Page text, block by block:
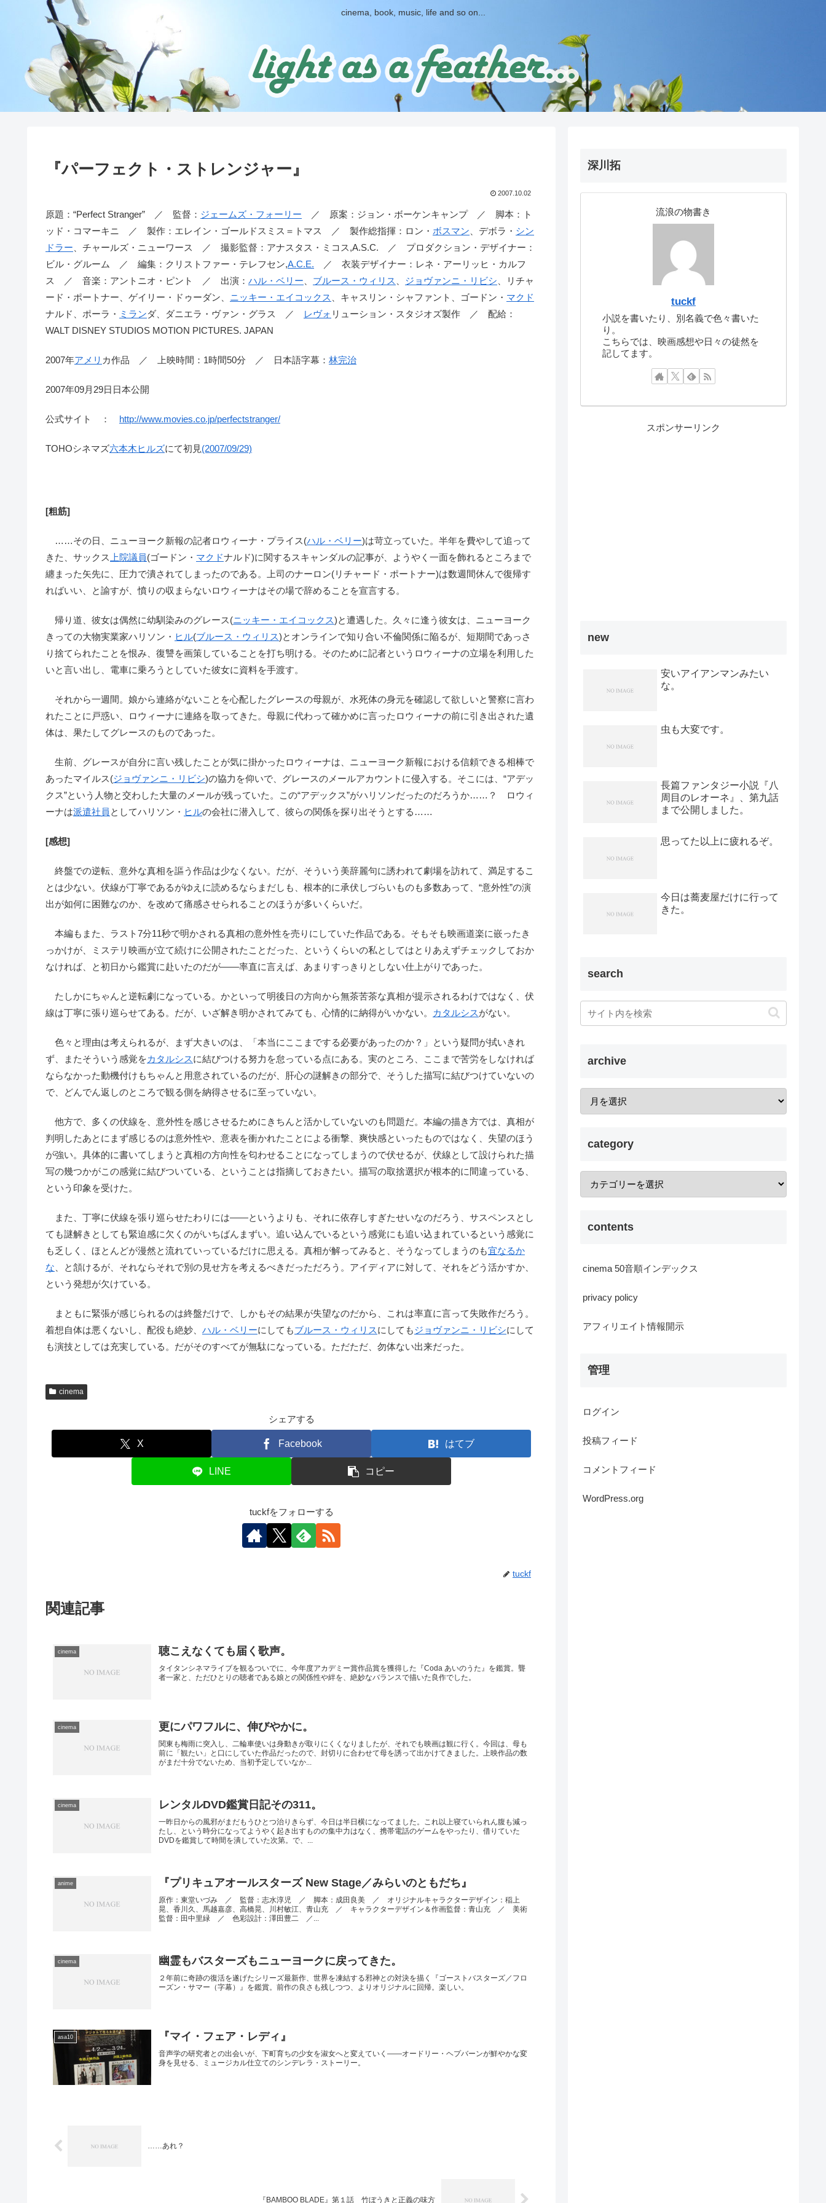
cinema, book, music, life and so on...
『パーフェクト・ストレンジャー』
2007.10.02
原題：“Perfect Stranger” ／ 監督： ジェームズ・フォーリー ／ 原案：ジョン・ボーケンキャンプ ／ 脚本：ト
ッド・コマーキニ ／ 製作：エレイン・ゴールドスミス＝トマス ／ 製作総指揮：ロン・ ボスマン 、デボラ・ シン
ドラー 、チャールズ・ニューワース ／ 撮影監督：アナスタス・ミコス,A.S.C. ／ プロダクション・デザイナー：
ビル・グルーム ／ 編集：クリストファー・テレフセン,A.C.E. ／ 衣装デザイナー：レネ・アーリッヒ・カルフ
ス ／ 音楽：アントニオ・ピント ／ 出演： ハル・ベリー ブルース・ウィリス ジョヴァンニ・リビシ 、リチャ
ード・ポートナー、ゲイリー・ドゥーダン、 ニッキー・エイコックス 、キャスリン・シャファント、ゴードン・ マクド
ナルド、ポーラ・ ミランダ、ダニエラ・ヴァン・グラス ／ レヴォ リューション・スタジオズ製作 ／ 配給：
WALT DISNEY STUDIOS MOTION PICTURES. JAPAN
2007年アメリ カ作品 ／ 上映時間：1時間50分 ／ 日本語字幕： 林完治
2007年09月29日日本公開
公式サイト ： http://www.movies.co.jp/perfectstranger/
TOHOシネマズ六本木ヒルズにて初見(2007/09/29)
[粗筋]
……その日、ニューヨーク新報の記者ロウィーナ・プライス(ハル・ベリー)は苛立っていた。半年を費やして追って
きた、サックス 上院議員(ゴードン・ マクドナルド)に関するスキャンダルの記事が、ようやく一面を飾れるところまで
纏まった矢先に、圧力で潰されてしまったのである。上司のナーロン(リチャード・ポートナー)は数週間休んで復帰す
ればいい、と諭すが、憤りの収まらないロウィーナはその場で辞めることを宣言する。
帰り道、彼女は偶然に幼馴染みのグレース(ニッキー・エイコックス)と遭遇した。久々に逢う彼女は、ニューヨーク
きっての大物実業家ハリソン・ ヒル(ブルース・ウィリス)とオンラインで知り合い不倫関係に陥るが、短期間であっさ
り捨てられたことを恨み、復讐を画策していることを打ち明ける。そのために記者というロウィーナの立場を利用した
いと言い出し、電車に乗ろうとしていた彼女に資料を手渡す。
それから一週間。娘から連絡がないことを心配したグレースの母親が、水死体の身元を確認して欲しいと警察に言わ
れたことに戸惑い、ロウィーナに連絡を取ってきた。母親に代わって確かめに言ったロウィーナの前に引き出された遺
体は、果たしてグレースのものであった。
生前、グレースが自分に言い残したことが気に掛かったロウィーナは、ニューヨーク新報における信頼できる相棒で
あったマイルス(ジョヴァンニ・リビシ)の協力を仰いで、グレースのメールアカウントに侵入する。そこには、“アデッ
クス”という人物と交わした大量のメールが残っていた。この“アデックス”がハリソンだったのだろうか……？ ロウィ
ーナは派遣社員 としてハリソン・ ヒルの会社に潜入して、彼らの関係を探り出そうとする……
[感想]
終盤での逆転、意外な真相を謳う作品は少なくない。だが、そういう美辞麗句に誘われて劇場を訪れて、満足するこ
とは少ない。伏線が丁寧であるがゆえに読めるならまだしも、根本的に承伏しづらいものも多数あって、“意外性”の演
出が如何に困難なのか、を改めて痛感させられることのほうが多いくらいだ。
本編もまた、ラスト7分11秒で明かされる真相の意外性を売りにしていた作品である。そもそも映画道楽に嵌ったき
っかけが、ミステリ映画が立て続けに公開されたことだった、というくらいの私としてはとりあえずチェックしておか
なければ、と初日から鑑賞に赴いたのだが――率直に言えば、あまりすっきりとしない仕上がりであった。
たしかにちゃんと逆転劇になっている。かといって明後日の方向から無茶苦茶な真相が提示されるわけではなく、伏
線は丁寧に張り巡らせてある。だが、いざ解き明かされてみても、心情的に納得がいかない。
カタルシスがない。
色々と理由は考えられるが、まず大きいのは、「本当にここまでする必要があったのか？」という疑問が拭いきれ
ず、またそういう感覚をカタルシスに結びつける努力を怠っている点にある。実のところ、ここまで苦労をしなければ
ならなかった動機付けもちゃんと用意されているのだが、肝心の謎解きの部分で、そうした描写に結びつけていないの
で、どんでん返しのところで観る側を納得させるに至っていない。
他方で、多くの伏線を、意外性を感じさせるためにきちんと活かしていないのも問題だ。本編の描き方では、真相が
判明したあとにまず感じるのは意外性や、意表を衝かれたことによる衝撃、爽快感といったものではなく、失望のほう
が強い。具体的に書いてしまうと真相の方向性を匂わせることになってしまうので伏せるが、伏線として設けられた描
写の幾つかがこの感覚に結びついている、ということは指摘しておきたい。描写の取捨選択が根本的に間違っている、
という印象を受けた。
また、丁寧に伏線を張り巡らせたわりには――というよりも、それに依存しすぎたせいなのだろう、サスペンスとし
ても謎解きとしても緊迫感に欠くのがいちばんまずい。追い込んでいるという感覚にも追い込まれているという感覚に
も乏しく、ほとんどが漫然と流れていっているだけに思える。真相が解ってみると、そうなってしまうのも宜なるか
な 、と頷けるが、それならそれで別の見せ方を考えるべきだっただろう。アイディアに対して、それをどう活かすか、
という発想が欠けている。
まともに緊張が感じられるのは終盤だけで、しかもその結果が失望なのだから、これは率直に言って失敗作だろう。
着想自体は悪くないし、配役も絶妙、 ハル・ベリーにしてもブルース・ウィリスにしてもジョヴァンニ・リビシにして
も演技としては充実している。だがそのすべてが無駄になっている。ただただ、勿体ない出来だった。
cinema
シェアする
X Facebook はてブ
LINE コピー
tuckfをフォローする
tuckf
関連記事
cinema 聴こえなくても届く歌声。
タイタンシネマライブを観るついでに、今年度アカデミー賞作品賞を獲得した『Coda あいのうた』を鑑賞。聾
者一家と、ただひとりの聴者である娘との関係性や絆を、絶妙なバランスで描いた良作でした。
cinema 更にパワフルに、伸びやかに。
関東も梅雨に突入し、二輪車使いは身動きが取りにくくなりましたが、それでも映画は観に行く。今回は、母も
前に「観たい」と口にしていた作品だったので、封切りに合わせて母を誘って出かけてきました。上映作品の数
がまだ十分でないため、当初予定していなか...
cinema レンタルDVD鑑賞日記その311。
一昨日からの風邪がまだもうひとつ治りきらず、今日は半日横になってました。これ以上寝ていられん腹も減っ
たし、という時分になってようやく起き出すものの集中力はなく、携帯電話のゲームをやったり、借りていた
DVDを鑑賞して時間を潰していた次第。で、...
anime 『プリキュアオールスターズ New Stage／みらいのともだち』
原作：東堂いづみ ／ 監督：志水淳児 ／ 脚本：成田良美 ／ オリジナルキャラクターデザイン：稲上
晃、香川久、馬越嘉彦、高橋晃、川村敏江、青山充 ／ キャラクターデザイン＆作画監督：青山充 ／ 美術
監督：田中里緑 ／ 色彩設計：澤田豊二 ／...
cinema 幽霊もバスターズもニューヨークに戻ってきた。
２年前に奇跡の復活を遂げたシリーズ最新作、世界を凍結する邪神との対決を描く『ゴーストバスターズ／フロ
ーズン・サマー（字幕）』を鑑賞。前作の良さも残しつつ、よりオリジナルに回帰。楽しい。
asa10 『マイ・フェア・レディ』
音声学の研究者との出会いが、下町育ちの少女を淑女へと変えていく――オードリー・ヘプバーンが鮮やかな変
身を見せる、ミュージカル仕立てのシンデレラ・ストーリー。
……あれ？
『BAMBOO BLADE』第１話 竹ぼうきと正義の味方
深川拓
流浪の物書き
tuckf
小説を書いたり、別名義で色々書いた
り。
こちらでは、映画感想や日々の徒然を
記してます。
スポンサーリンク
new
安いアイアンマンみたい
な。
虫も大変です。
長篇ファンタジー小説『八
周目のレオーネ』、第九話
まで公開しました。
思ってた以上に疲れるぞ。
今日は蕎麦屋だけに行って
きた。
search
archive
category
contents
cinema 50音順インデックス
privacy policy
アフィリエイト情報開示
管理
ログイン
投稿フィード
コメントフィード
WordPress.org